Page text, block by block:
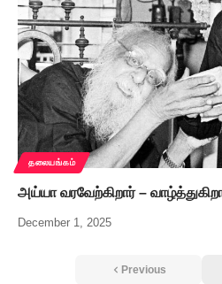
தலையங்கம்
அய்யா வரவேற்கிறார் –
December 1, 2025
Previous